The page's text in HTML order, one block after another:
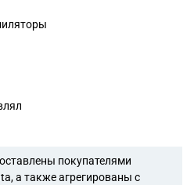
покупателями
а также агрегированы с